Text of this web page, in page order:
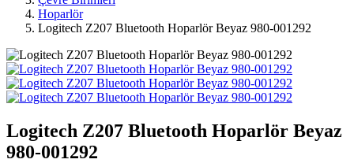
Hoparlör
Logitech Z207 Bluetooth Hoparlör Beyaz 980-001292
Logitech Z207 Bluetooth Hoparlör Beyaz
980-001292